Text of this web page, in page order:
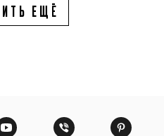
ЕЩЁ